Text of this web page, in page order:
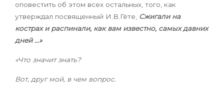
оповестить об этом всех остальных, того, как
утверждал посвященный И.В.Гёте, Сжигали на
кострах и распинали, как вам известно, самых давних
дней …»
«Что значит знать?
Вот, друг мой, в чем вопрос.